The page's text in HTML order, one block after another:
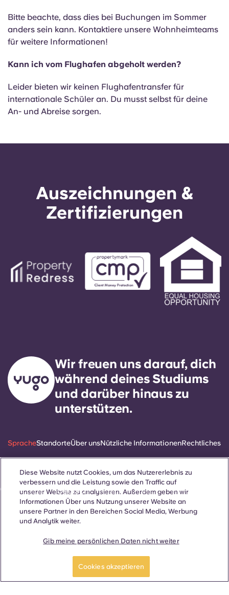
Bitte beachte, dass dies bei Buchungen im Sommer
anders sein kann. Kontaktiere unsere Wohnheimteams
für weitere Informationen!
Kann ich vom Flughafen abgeholt werden?
Leider bieten wir keinen Flughafentransfer für
internationale Schüler an. Du musst selbst für deine
An- und Abreise sorgen.
Auszeichnungen &
Zertifizierungen
Wir freuen uns darauf, dich
während deines Studiums
und darüber hinaus zu
unterstützen.
SpracheStandorteÜber unsNützliche InformationenRechtliches
Català Deutsch Italian French Portuguese
Kontakt
Diese Website nutzt Cookies, um das Nutzererlebnis zu
verbessern und die Leistung sowie den Traffic auf
unserer Website zu analysieren. Außerdem geben wir
Informationen Über uns Nutzung unserer Website an
unsere Partner in den Bereichen Social Media, Werbung
und Analytik weiter.
Gib meine persönlichen Daten nicht weiter
Cookies akzeptieren